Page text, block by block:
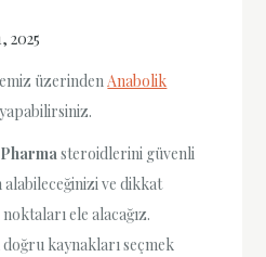
2025
üzerindenAnabolik
steroidlerini güvenli
alabileceğinizi ve dikkat
ele alacağız.
doğru kaynakları seçmek